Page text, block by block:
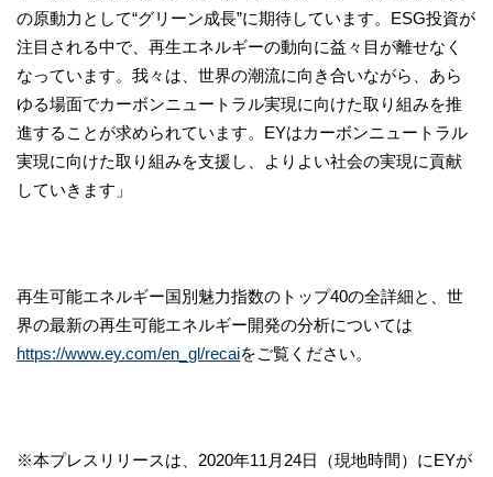
の原動力として“グリーン成長”に期待しています。ESG投資が
注目される中で、再生エネルギーの動向に益々目が離せなく
なっています。我々は、世界の潮流に向き合いながら、あら
ゆる場面でカーボンニュートラル実現に向けた取り組みを推
進することが求められています。EYはカーボンニュートラル
実現に向けた取り組みを支援し、よりよい社会の実現に貢献
していきます」
再生可能エネルギー国別魅力指数のトップ40の全詳細と、世
界の最新の再生可能エネルギー開発の分析については
https://www.ey.com/en_gl/recaiをご覧ください。
※本プレスリリースは、2020年11月24日（現地時間）にEYが